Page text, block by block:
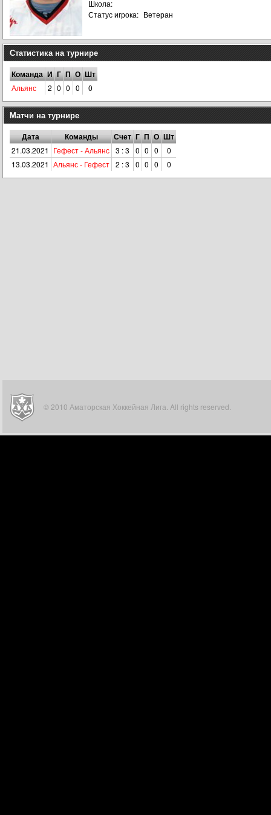
Школа:
Статус игрока: Ветеран
Статистика на турнире
Команда И Г П О Шт
Альянс 2 0 0 0 0
Матчи на турнире
Дата Команды Счет Г П О Шт
21.03.2021 Гефест - Альянс 3 : 3 0 0 0
0
13.03.2021 Альянс - Гефест 2 : 3 0 0 0 0
© 2010 Аматорская Хоккейная Лига. All rights reserved.